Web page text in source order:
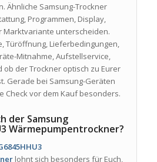
Ähnliche Samsung-Trockner
Programmen, Display,
Marktvariante unterscheiden.
Türöffnung, Lieferbedingungen,
Mitnahme, Aufstellservice,
ob der Trockner optisch zu Eurer
Gerade bei Samsung-Geräten
Check vor dem Kauf besonders.
der Samsung
Wärmepumpentrockner?
lohnt sich besonders für Euch,